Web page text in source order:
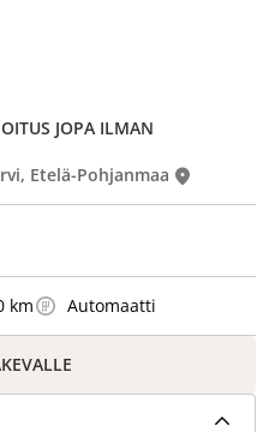
JOPA ILMAN
Etelä-Pohjanmaa
km Automaatti